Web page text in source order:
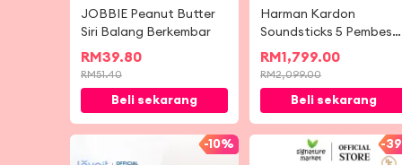
JOBBIE Peanut Butter
Siri Balang Berkembar
RM 39.80
RM51.40
Beli sekarang
Harman Kardon
Soundsticks 5 Pembesar
Suara Penstriman Muzik
Bluetooth Tanpa Wayar
RM 1,799.00
RM2,099.00
Beli sekarang
-10% -